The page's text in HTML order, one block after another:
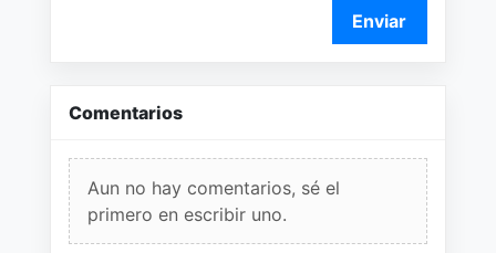
Enviar
Comentarios
Aun no hay comentarios, sé el
primero en escribir uno.